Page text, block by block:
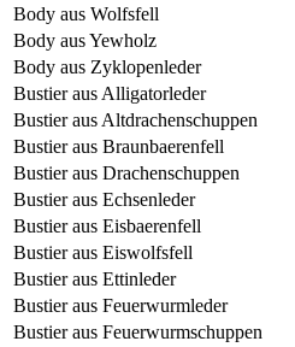
Body aus Wolfsfell
Body aus Yewholz
Body aus Zyklopenleder
Bustier aus Alligatorleder
Bustier aus Altdrachenschuppen
Bustier aus Braunbaerenfell
Bustier aus Drachenschuppen
Bustier aus Echsenleder
Bustier aus Eisbaerenfell
Bustier aus Eiswolfsfell
Bustier aus Ettinleder
Bustier aus Feuerwurmleder
Bustier aus Feuerwurmschuppen